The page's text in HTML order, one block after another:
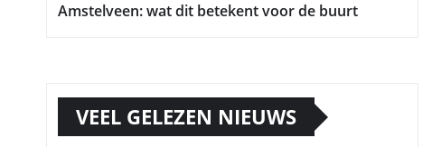
Amstelveen: wat dit betekent voor de buurt
VEEL GELEZEN NIEUWS